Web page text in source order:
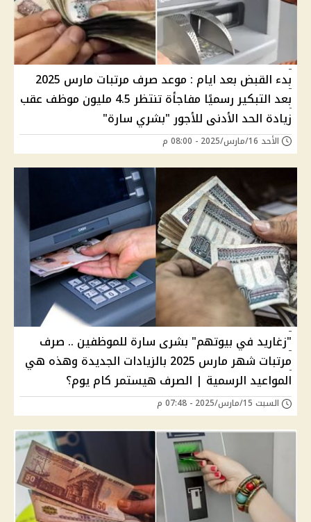
بدء القبض بعد ايام : موعد صرف مرتبات مارس 2025
بعد التبكير رسميًا مفاجأة تنتظر 4.5 مليون موظف عقب
زيادة الحد الأدنى للأجور "بشري سارة"
الأحد 16/مارس/2025 - 08:00 م
"زغاريد في بيوتهم" بشرى سارة للموظفين .. صرف
مرتبات شهر مارس 2025 بالزيادات الجديدة وهذه هي
المواعيد الرسمية | الصرف هيستمر كام يوم؟
السبت 15/مارس/2025 - 07:48 م